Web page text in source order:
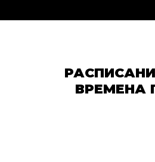
ВРЕМЕНА